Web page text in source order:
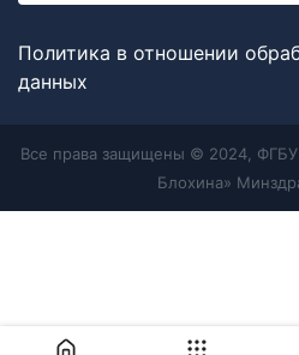
Политика в отношении
данных
Все права защищены © 2024,
Блохина»